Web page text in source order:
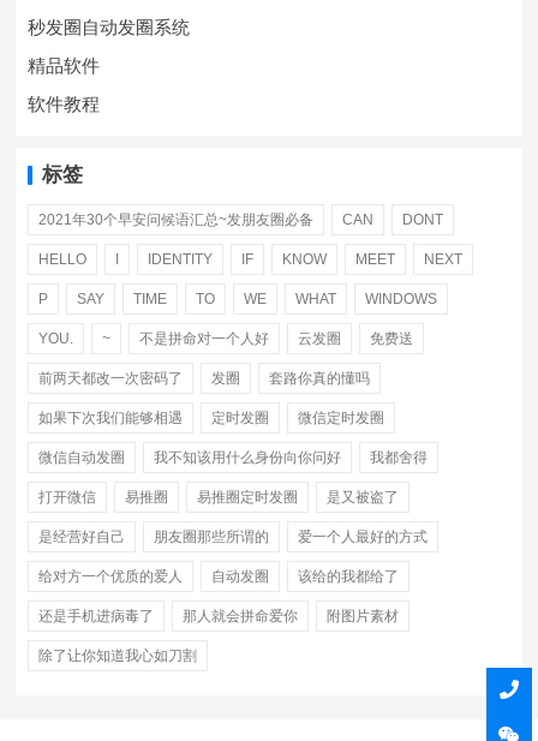
秒发圈自动发圈系统
精品软件
软件教程
标签
2021年30个早安问候语汇总~发朋友圈必备 CAN DONT
HELLO IDENTITY IF KNOW MEET NEXT
P SAY TIME TO WE WHAT WINDOWS
YOU. ~ 不是拼命对一个人好 云发圈 免费送
前两天都改一次密码了 发圈 套路你真的懂吗
如果下次我们能够相遇 定时发圈 微信定时发圈
微信自动发圈 我不知该用什么身份向你问好 我都舍得
打开微信 易推圈 易推圈定时发圈 是又被盗了
是经营好自己 朋友圈那些所谓的 爱一个人最好的方式
给对方一个优质的爱人 自动发圈 该给的我都给了
还是手机进病毒了 那人就会拼命爱你 附图片素材
除了让你知道我心如刀割